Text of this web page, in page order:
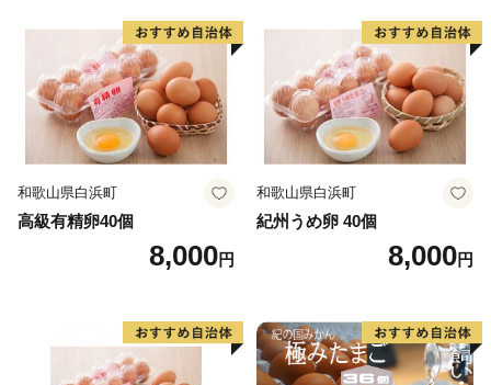
※1月1日～10日は指定日配送をお受けできません。ご
了承ください。※
※指定日配送を受付していない返礼品は、備考欄等にご
記入いただいた場合でもお受けすることが出来かねま
す。ご注意ください※
田原市は愛知県南部の渥美半島に位置し、ほぼ半島全
域を市域としています。美しい海と緑豊かな自然に恵ま
れ、年間を通して日照時間が長い地域です。このような
トコーン、スイカなどの露地栽培、さらに乳牛、肉牛、
養豚などの畜産もあり全国有数の農業地帯として全国の
和歌山県白浜町
高級有精卵40個
8,000円
和歌山県白浜町
紀州うめ卵 40個
8,000円